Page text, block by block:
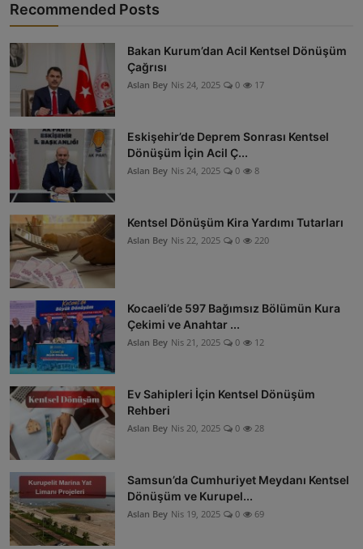
Recommended Posts
Bakan Kurum’dan Acil Kentsel Dönüşüm
Çağrısı
Aslan Bey Nis 24, 2025 0 17
Eskişehir’de Deprem Sonrası Kentsel
Dönüşüm İçin Acil Ç...
Aslan Bey Nis 24, 2025 0 8
Kentsel Dönüşüm Kira Yardımı Tutarları
Aslan Bey Nis 22, 2025 0 220
Kocaeli’de 597 Bağımsız Bölümün Kura
Çekimi ve Anahtar ...
Aslan Bey Nis 21, 2025 0 12
Ev Sahipleri İçin Kentsel Dönüşüm
Rehberi
Aslan Bey Nis 20, 2025 0 28
Samsun’da Cumhuriyet Meydanı Kentsel
Dönüşüm ve Kurupel...
Aslan Bey Nis 19, 2025 0 69